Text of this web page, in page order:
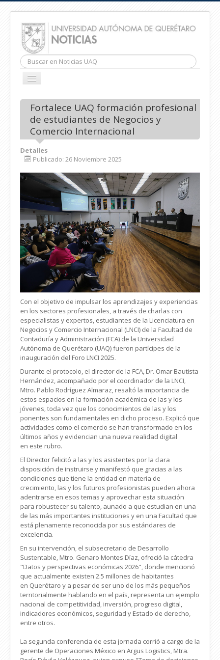
Buscar...
CAMBIAR
Fortalece UAQ formación profesional
de estudiantes de Negocios y
Comercio Internacional
Detalles
Publicado: 26 Noviembre 2025
Con el objetivo de impulsar los aprendizajes y experiencias
en los sectores profesionales, a través de charlas con
especialistas y expertos, estudiantes de la Licenciatura en
Negocios y Comercio Internacional (LNCI) de la Facultad de
Contaduría y Administración (FCA) de la Universidad
Autónoma de Querétaro (UAQ) fueron partícipes de la
inauguración del Foro LNCI 2025.
Durante el protocolo, el director de la FCA, Dr. Omar Bautista
Hernández, acompañado por el coordinador de la LNCI,
Mtro. Pablo Rodríguez Almaraz, resaltó la importancia de
estos espacios en la formación académica de las y los
jóvenes, toda vez que los conocimientos de las y los
ponentes son fundamentales en dicho proceso. Explicó que
actividades como el comercio se han transformado en los
últimos años y evidencian una nueva realidad digital
en este rubro.
El Director felicitó a las y los asistentes por la clara
disposición de instruirse y manifestó que gracias a las
condiciones que tiene la entidad en materia de
crecimiento, las y los futuros profesionistas pueden ahora
adentrarse en esos temas y aprovechar esta situación
para robustecer su talento, aunado a que estudian en una
de las más importantes instituciones y en una Facultad que
está plenamente reconocida por sus estándares de
excelencia.
En su intervención, el subsecretario de Desarrollo
Sustentable, Mtro. Genaro Montes Díaz, ofreció la cátedra
"Datos y perspectivas económicas 2026", donde mencionó
que actualmente existen 2.5 millones de habitantes
en Querétaro y a pesar de ser uno de los más pequeños
territorialmente hablando en el país, representa un ejemplo
nacional de competitividad, inversión, progreso digital,
indicadores económicos, seguridad y Estado de derecho,
entre otros.
La segunda conferencia de esta jornada corrió a cargo de la
gerente de Operaciones México en Argus Logistics, Mtra.